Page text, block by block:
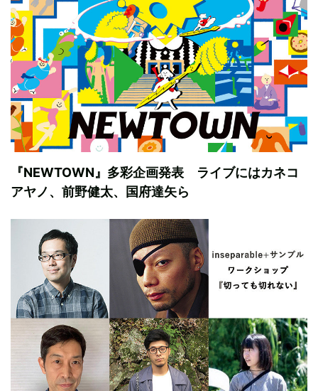
『NEWTOWN』多彩企画発表 ライブにはカネコ
アヤノ、前野健太、国府達矢ら